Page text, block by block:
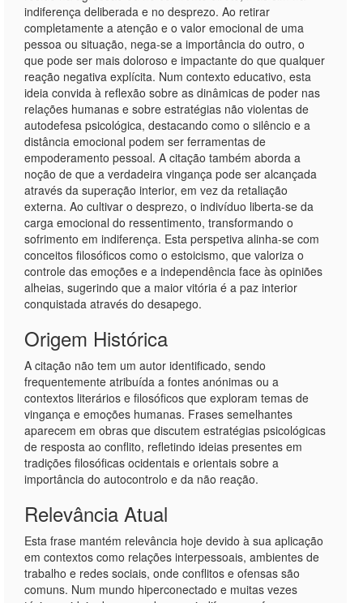
indiferença deliberada e no desprezo. Ao retirar
completamente a atenção e o valor emocional de uma
pessoa ou situação, nega-se a importância do outro, o
que pode ser mais doloroso e impactante do que qualquer
reação negativa explícita. Num contexto educativo, esta
ideia convida à reflexão sobre as dinâmicas de poder nas
relações humanas e sobre estratégias não violentas de
autodefesa psicológica, destacando como o silêncio e a
distância emocional podem ser ferramentas de
empoderamento pessoal. A citação também aborda a
noção de que a verdadeira vingança pode ser alcançada
através da superação interior, em vez da retaliação
externa. Ao cultivar o desprezo, o indivíduo liberta-se da
carga emocional do ressentimento, transformando o
sofrimento em indiferença. Esta perspetiva alinha-se com
conceitos filosóficos como o estoicismo, que valoriza o
controle das emoções e a independência face às opiniões
alheias, sugerindo que a maior vitória é a paz interior
conquistada através do desapego.
Origem Histórica
A citação não tem um autor identificado, sendo
frequentemente atribuída a fontes anónimas ou a
contextos literários e filosóficos que exploram temas de
vingança e emoções humanas. Frases semelhantes
aparecem em obras que discutem estratégias psicológicas
de resposta ao conflito, refletindo ideias presentes em
tradições filosóficas ocidentais e orientais sobre a
importância do autocontrolo e da não reação.
Relevância Atual
Esta frase mantém relevância hoje devido à sua aplicação
em contextos como relações interpessoais, ambientes de
trabalho e redes sociais, onde conflitos e ofensas são
comuns. Num mundo hiperconectado e muitas vezes